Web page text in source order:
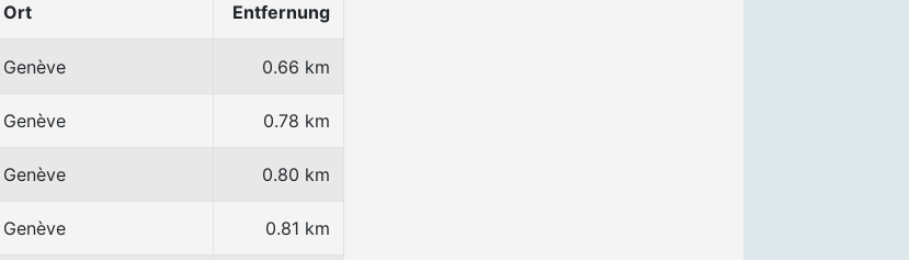
Ort Entfernung
Genève 0.66 km
Genève 0.78 km
Genève 0.80 km
Genève 0.81 km